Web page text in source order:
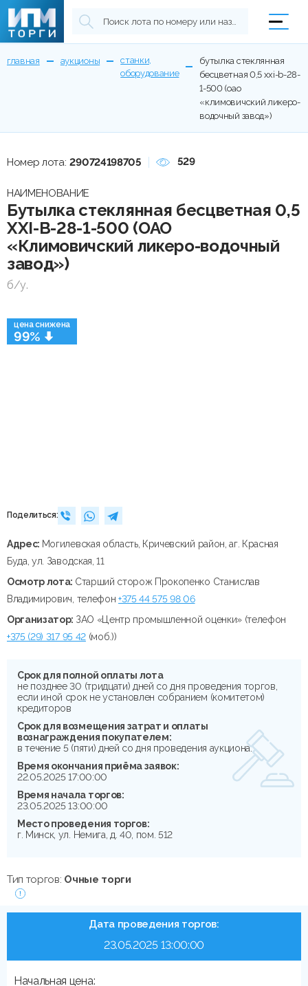
главная аукционы
станки,
оборудование
бутылка стеклянная
бесцветная 0,5 xxi-b-28-
1-500 (оао
«климовичский ликеро-
водочный завод»)
цена снижена
99%
Поделиться:
Номер лота: 290724198705 529
НАИМЕНОВАНИЕ
Бутылка стеклянная бесцветная 0,5
XXI-B-28-1-500 (ОАО
«Климовичский ликеро-водочный
завод»)
б/у.
Адрес: Могилевская область, Кричевский район, аг. Красная
Буда, ул. Заводская, 11
Осмотр лота: Старший сторож Прокопенко Станислав
Владимирович, телефон +375 44 575 98 06
Организатор: ЗАО «Центр промышленной оценки» (телефон
+375 (29) 317 95 42(моб.))
Срок для полной оплаты лота
не позднее 30 (тридцати) дней со дня проведения торгов,
если иной срок не установлен собранием (комитетом)
кредиторов
Срок для возмещения затрат и оплаты
вознаграждения покупателем:
в течение 5 (пяти) дней со дня проведения аукциона.
Время окончания приёма заявок:
22.05.2025 17:00:00
Время начала торгов:
23.05.2025 13:00:00
Место проведения торгов:
г. Минск, ул. Немига, д. 40, пом. 512
Тип торгов: Очные торги
Дата проведения торгов:
23.05.2025 13:00:00
Начальная цена: